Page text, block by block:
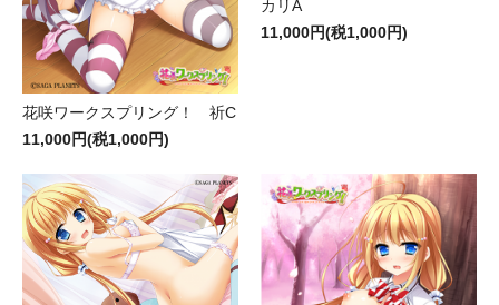
花咲ワークスプリング！ 祈C
11,000円(税1,000円)
カリA
11,000円(税1,000円)